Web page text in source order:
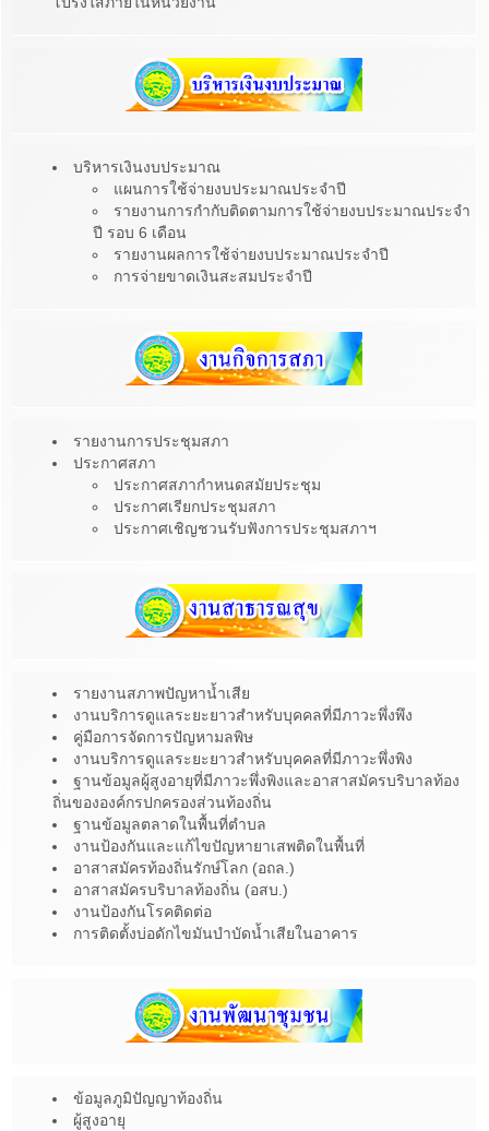
บริหารเงินงบประมาณ
แผนการใช้จ่ายงบประมาณประจำปี
รายงานการกำกับติดตามการใช้จ่ายงบประมาณประจำ
ปี รอบ 6 เดือน
รายงานผลการใช้จ่ายงบประมาณประจำปี
การจ่ายขาดเงินสะสมประจำปี
รายงานการประชุมสภา
ประกาศสภา
ประกาศสภากำหนดสมัยประชุม
ประกาศเรียกประชุมสภา
ประกาศเชิญชวนรับฟังการประชุมสภาฯ
รายงานสภาพปัญหาน้ำเสีย
งานบริการดูแลระยะยาวสำหรับบุคคลที่มีภาวะพึ่งพึง
คู่มือการจัดการปัญหามลพิษ
งานบริการดูแลระยะยาวสำหรับบุคคลที่มีภาวะพึ่งพิง
ฐานข้อมูลผู้สูงอายุที่มีภาวะพึ่งพิงและอาสาสมัครบริบาลท้อง
ถิ่นขององค์กรปกครองส่วนท้องถิ่น
ฐานข้อมูลตลาดในพื้นที่ตำบล
งานป้องกันและแก้ไขปัญหายาเสพติดในพื้นที่
อาสาสมัครท้องถิ่นรักษ์โลก (อถล.)
อาสาสมัครบริบาลท้องถิ่น (อสบ.)
งานป้องกันโรคติดต่อ
การติดตั้งบ่อดักไขมันบำบัดน้ำเสียในอาคาร
ข้อมูลภูมิปัญญาท้องถิ่น
ผู้สูงอายุ